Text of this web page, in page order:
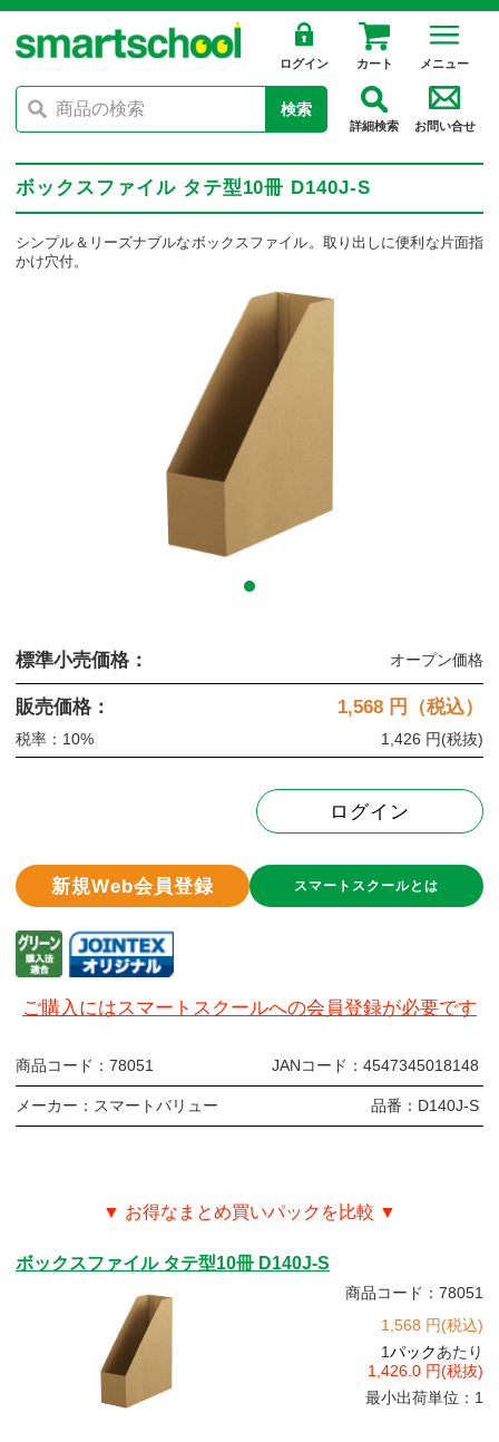
ログイン カート メニュー
検索
詳細検索 お問い合せ
ボックスファイル タテ型10冊 D140J-S
シンプル＆リーズナブルなボックスファイル。取り出しに便利な片面指
かけ穴付。
標準小売価格： オープン価格
販売価格： 1,568 円（税込）
税率：10% 1,426 円(税抜)
ログイン
新規Web会員登録 スマートスクールとは
ご購入にはスマートスクールへの会員登録が必要です
商品コード： 78051 JANコード： 4547345018148
メーカー： スマートバリュー 品番： D140J-S
▼ お得なまとめ買いパックを比較 ▼
ボックスファイル タテ型10冊 D140J-S
商品コード：78051
1,568 円(税込)
1パックあたり
1,426.0 円(税抜)
最小出荷単位：1